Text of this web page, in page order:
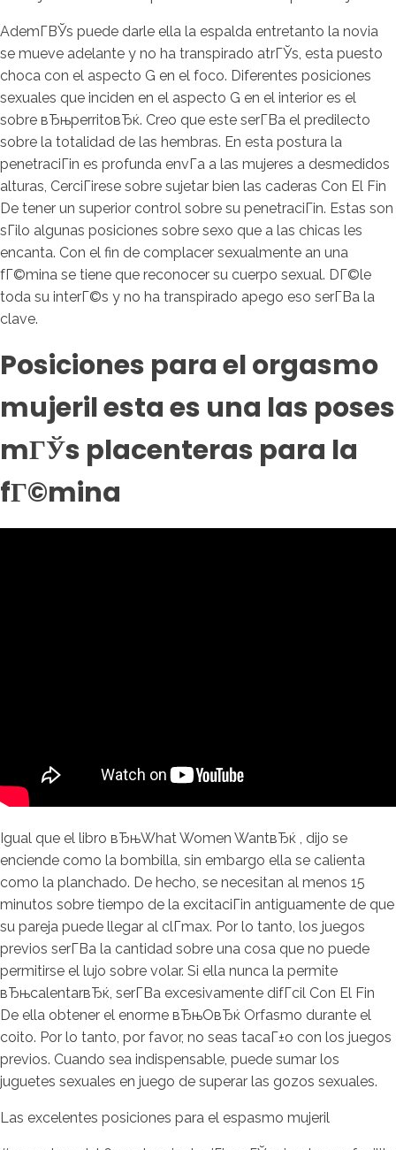
AdemГ­ВЎs puede darle ella la espalda entretanto la novia
se mueve adelante y no ha transpirado atrГЎs, esta puesto
choca con el aspecto G en el foco. Diferentes posiciones
sexuales que inciden en el aspecto G en el interior es el
sobre вЂњperritoвЂќ. Creo que este serГ­В­a el predilecto
sobre la totalidad de las hembras. En esta postura la
penetraciГіn es profunda envГ­a a las mujeres a desmedidos
alturas, CerciГіrese sobre sujetar bien las caderas Con El Fin
De tener un superior control sobre su penetraciГіn. Estas son
sГіlo algunas posiciones sobre sexo que a las chicas les
encanta. Con el fin de complacer sexualmente an una
fГ©mina se tiene que reconocer su cuerpo sexual. DГ©le
toda su interГ©s y no ha transpirado apego eso serГ­В­a la
clave.
Posiciones para el orgasmo
mujeril esta es una las poses
mГЎs placenteras para la
fГ©mina
Igual que el libro вЂњWhat Women WantвЂќ , dijo se
enciende como la bombilla, sin embargo ella se calienta
como la planchado. De hecho, se necesitan al menos 15
minutos sobre tiempo de la excitaciГіn antiguamente de que
su pareja puede llegar al clГ­max. Por lo tanto, los juegos
previos serГ­В­a la cantidad sobre una cosa que no puede
permitirse el lujo sobre volar. Si ella nunca la permite
вЂњcalentarвЂќ, serГ­В­a excesivamente difГ­cil Con El Fin
De ella obtener el enorme вЂњOвЂќ Orfasmo durante el
coito. Por lo tanto, por favor, no seas tacaГ±o con los juegos
previos. Cuando sea indispensable, puede sumar los
juguetes sexuales en juego de superar las gozos sexuales.
Las excelentes posiciones para el espasmo mujeril